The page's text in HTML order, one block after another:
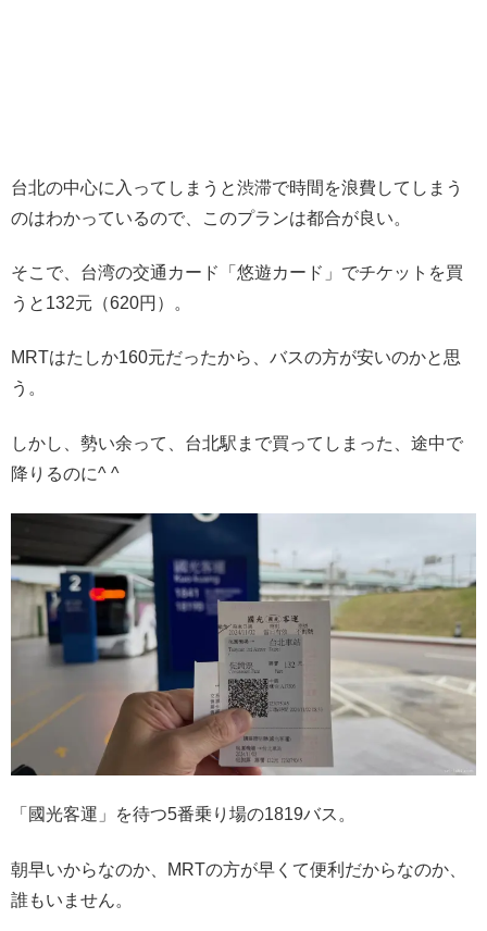
台北の中心に入ってしまうと渋滞で時間を浪費してしまう
のはわかっているので、このプランは都合が良い。
そこで、台湾の交通カード「悠遊カード」でチケットを買
うと132元（620円）。
MRTはたしか160元だったから、バスの方が安いのかと思
う。
しかし、勢い余って、台北駅まで買ってしまった、途中で
降りるのに^ ^
「國光客運」を待つ5番乗り場の1819バス。
朝早いからなのか、MRTの方が早くて便利だからなのか、
誰もいません。